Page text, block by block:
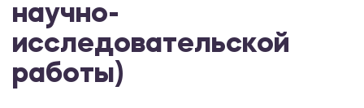
научно-
исследовательской
работы)